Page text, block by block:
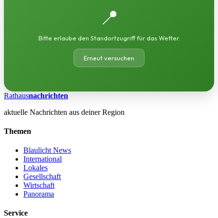
📍
Bitte erlaube den Standortzugriff für das Wetter.
Erneut versuchen
Rathausnachrichten
aktuelle Nachrichten aus deiner Region
Themen
Blaulicht News
International
Lokales
Gesellschaft
Wirtschaft
Panorama
Service